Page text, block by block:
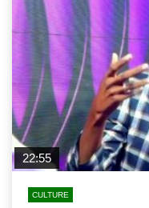
22:55
CULTURE